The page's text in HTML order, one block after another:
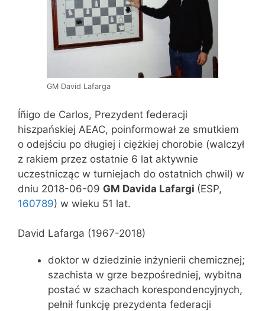
GM David Lafarga
Íñigo de Carlos, Prezydent federacji
hiszpańskiej AEAC, poinformował ze smutkiem
o odejściu po długiej i ciężkiej chorobie (walczył
z rakiem przez ostatnie 6 lat aktywnie
uczestnicząc w turniejach do ostatnich chwil) w
dniu 2018-06-09 GM Davida Lafargi (ESP,
160789) w wieku 51 lat.
David Lafarga (1967-2018)
doktor w dziedzinie inżynierii chemicznej;
szachista w grze bezpośredniej, wybitna
postać w szachach korespondencyjnych,
pełnił funkcję prezydenta federacji